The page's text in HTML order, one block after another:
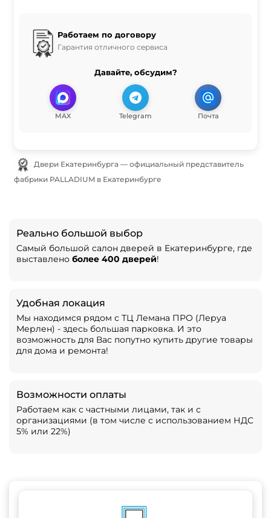
Работаем по договору
Гарантия отличного сервиса
Давайте, обсудим?
MAX Telegram Почта
фабрики PALLADIUM в Екатеринбурге
Реально большой выбор
Самый большой салон дверей в Екатеринбурге, где
выставлено более 400 дверей!
Удобная локация
Мы находимся рядом с ТЦ Лемана ПРО (Леруа
Мерлен) - здесь большая парковка. И это
возможность для Вас попутно купить другие товары
для дома и ремонта!
Возможности оплаты
Работаем как с частными лицами, так и с
организациями (в том числе с использованием НДС
5% или 22%)